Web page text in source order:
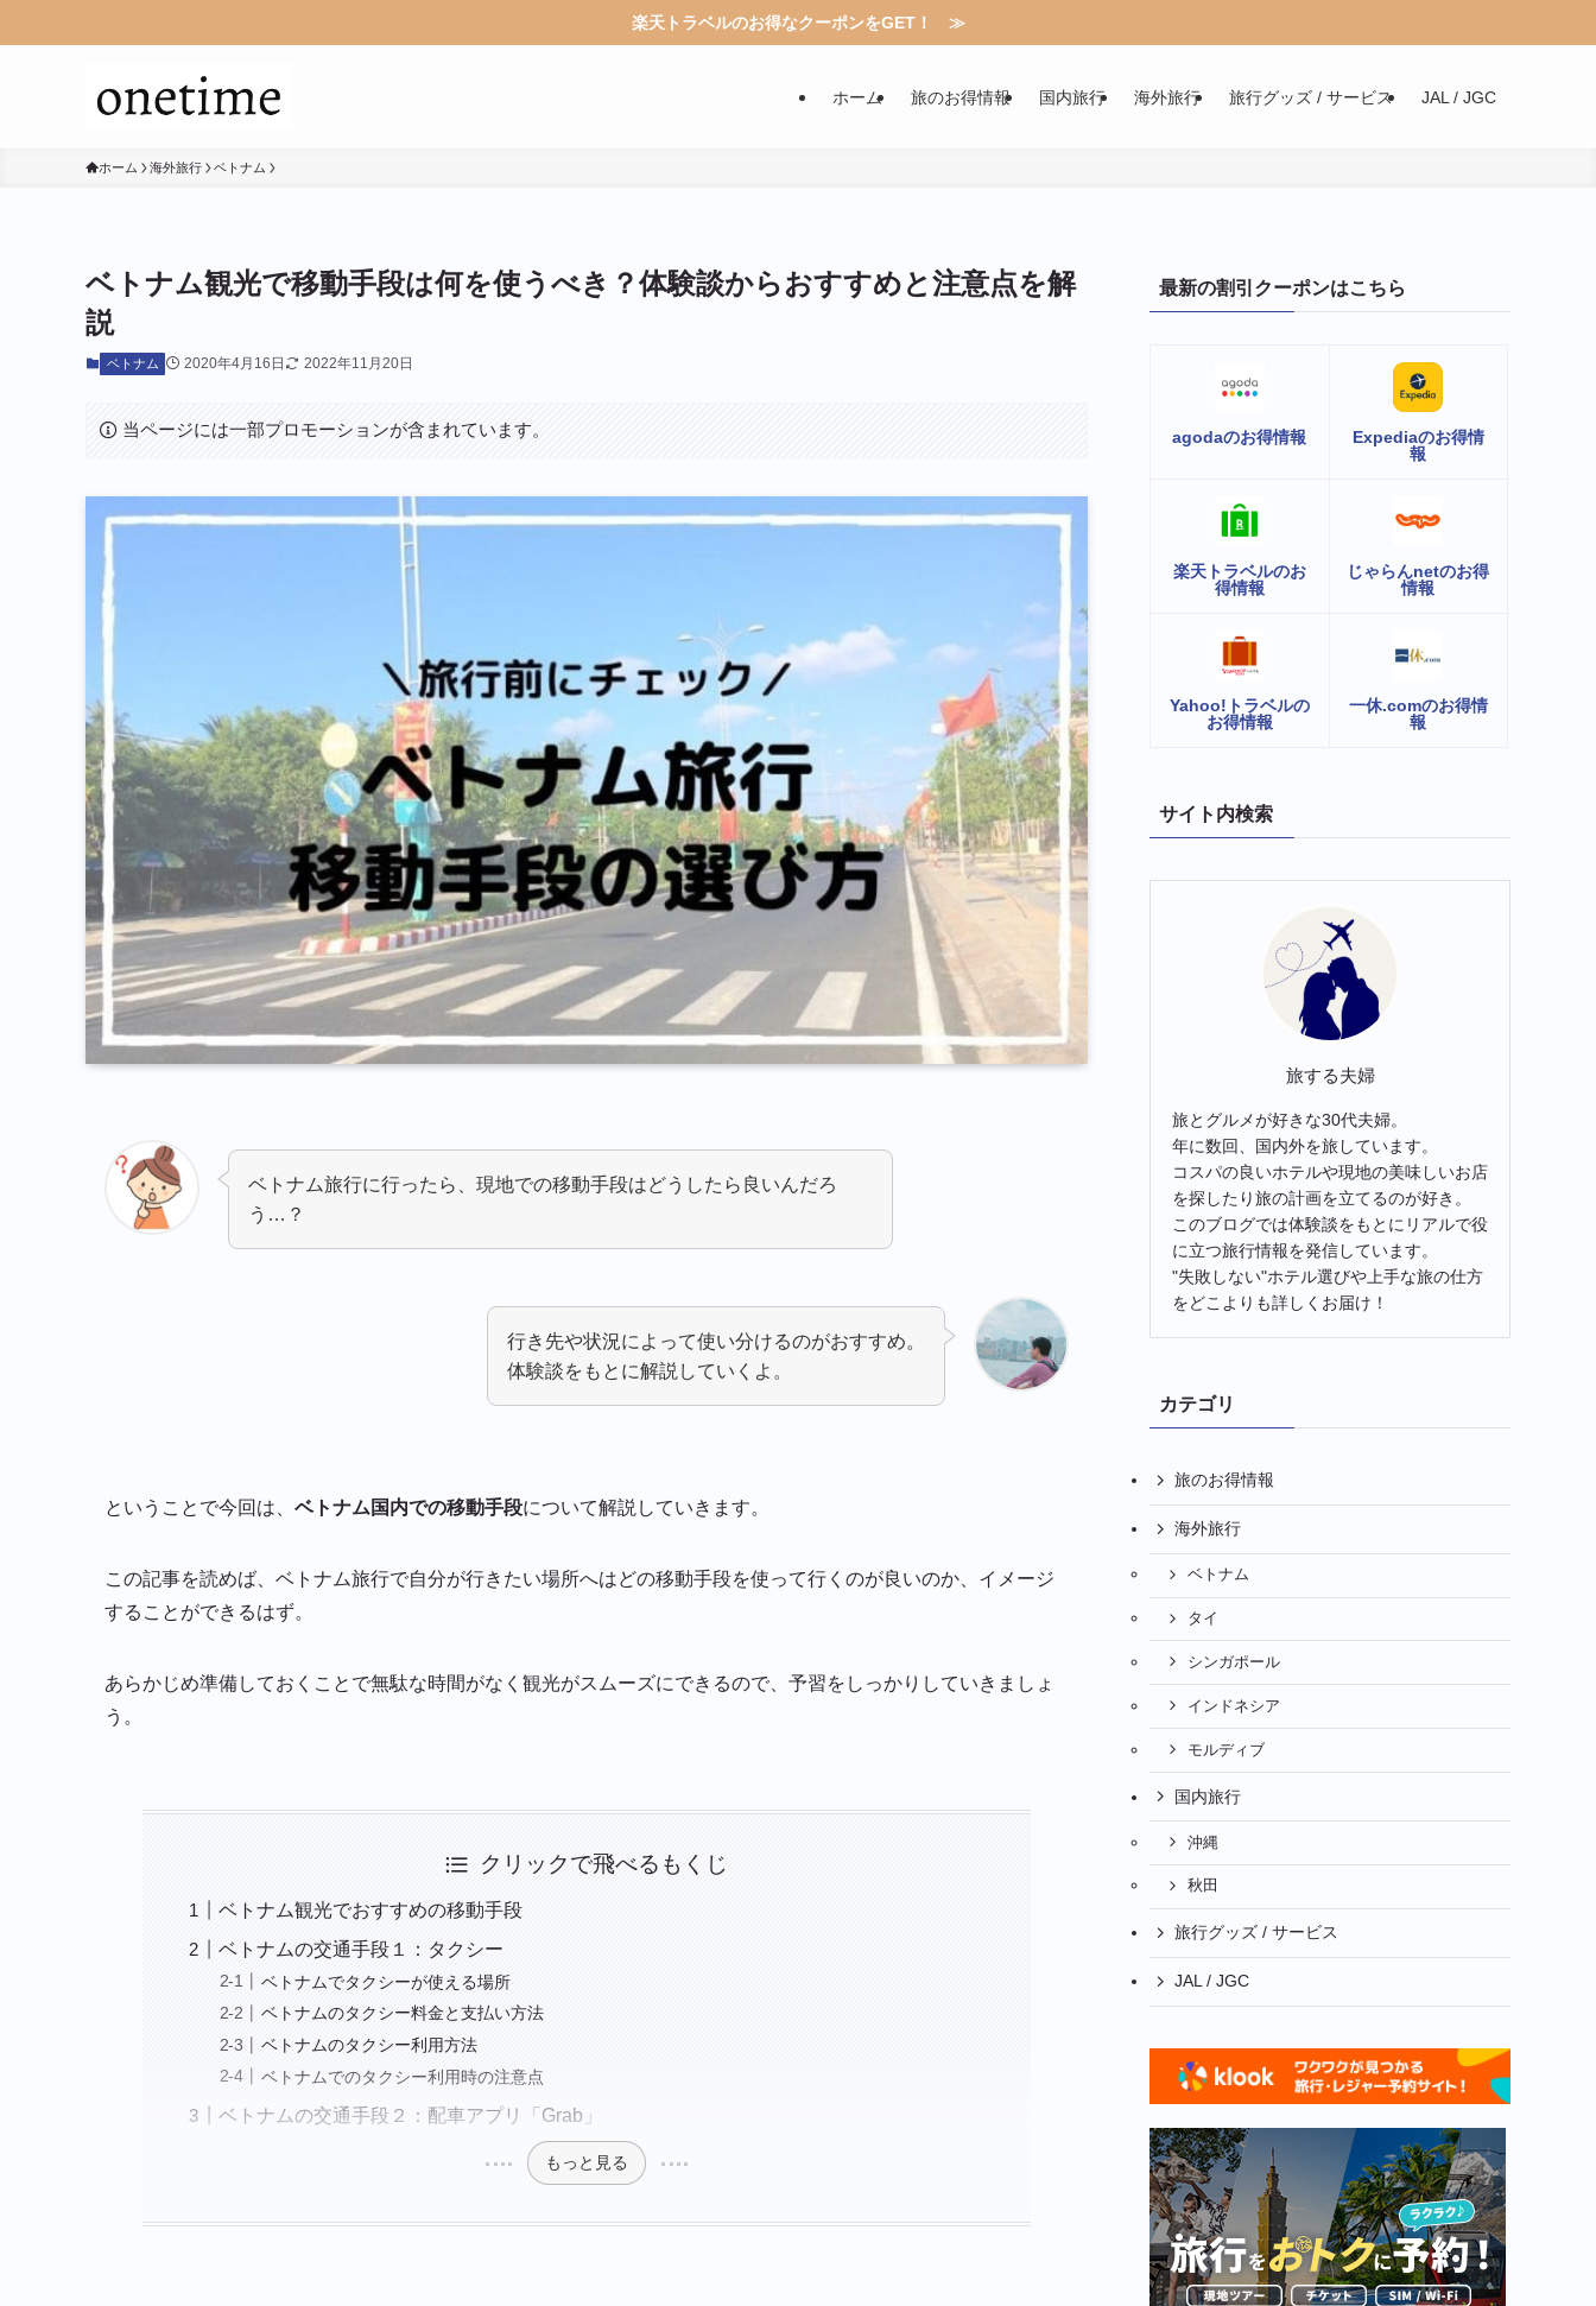
楽天トラベルのお得なクーポンをGET！ ≫
ホーム 旅のお得情報 国内旅行 海外旅行 旅行グッズ / サービス JAL / JGC
ホーム 海外旅行 ベトナム
ベトナム観光で移動手段は何を使うべき？体験談からおすすめと注意点を解
説
ベトナム 2020年4月16日 2022年11月20日
当ページには一部プロモーションが含まれています。
ベトナム旅行に行ったら、現地での移動手段はどうしたら良いんだろ
う…？
行き先や状況によって使い分けるのがおすすめ。
体験談をもとに解説していくよ。
ということで今回は、 ベトナム国内での移動手段について解説していきます。
この記事を読めば、ベトナム旅行で自分が行きたい場所へはどの移動手段を使って行くのが良いのか、イメージ
することができるはず。
あらかじめ準備しておくことで無駄な時間がなく観光がスムーズにできるので、予習をしっかりしていきましょ
う。
クリックで飛べるもくじ
ベトナム観光でおすすめの移動手段
ベトナムの交通手段１：タクシー
ベトナムでタクシーが使える場所
ベトナムのタクシー料金と支払い方法
ベトナムのタクシー利用方法
ベトナムでのタクシー利用時の注意点
ベトナムの交通手段２：配車アプリ「Grab」
もっと見る
最新の割引クーポンはこちら
agodaのお得情報
Expediaのお得情
報
楽天トラベルのお
得情報
じゃらんnetのお得
情報
Yahoo!トラベルの
お得情報
一休.comのお得情
報
サイト内検索
旅する夫婦
旅とグルメが好きな30代夫婦。
年に数回、国内外を旅しています。
コスパの良いホテルや現地の美味しいお店
を探したり旅の計画を立てるのが好き。
このブログでは体験談をもとにリアルで役
に立つ旅行情報を発信しています。
"失敗しない"ホテル選びや上手な旅の仕方
をどこよりも詳しくお届け！
カテゴリ
旅のお得情報
海外旅行
ベトナム
タイ
シンガポール
インドネシア
モルディブ
国内旅行
沖縄
秋田
旅行グッズ / サービス
JAL / JGC